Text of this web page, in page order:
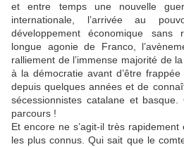
et entre temps une nouvelle
internationale, l’arrivée au
développement économique
longue agonie de Franco,
ralliement de l’immense majorité de
à la démocratie avant d’être
depuis quelques années et de
sécessionnistes catalane et
parcours !
Et encore ne s’agit-il très
les plus connus. Qui sait que le